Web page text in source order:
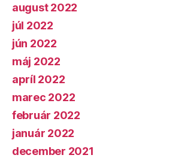
august 2022
júl 2022
jún 2022
máj 2022
apríl 2022
marec 2022
február 2022
január 2022
december 2021